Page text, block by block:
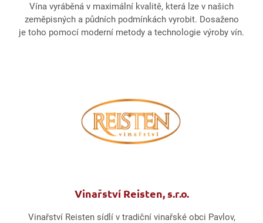
Vína vyráběná v maximální kvalitě, která lze v našich
zeměpisných a půdních podmínkách vyrobit. Dosaženo
je toho pomocí moderní metody a technologie výroby vín.
Vinařství Reisten, s.r.o.
Vinařství Reisten sídlí v tradiční vinařské obci Pavlov,